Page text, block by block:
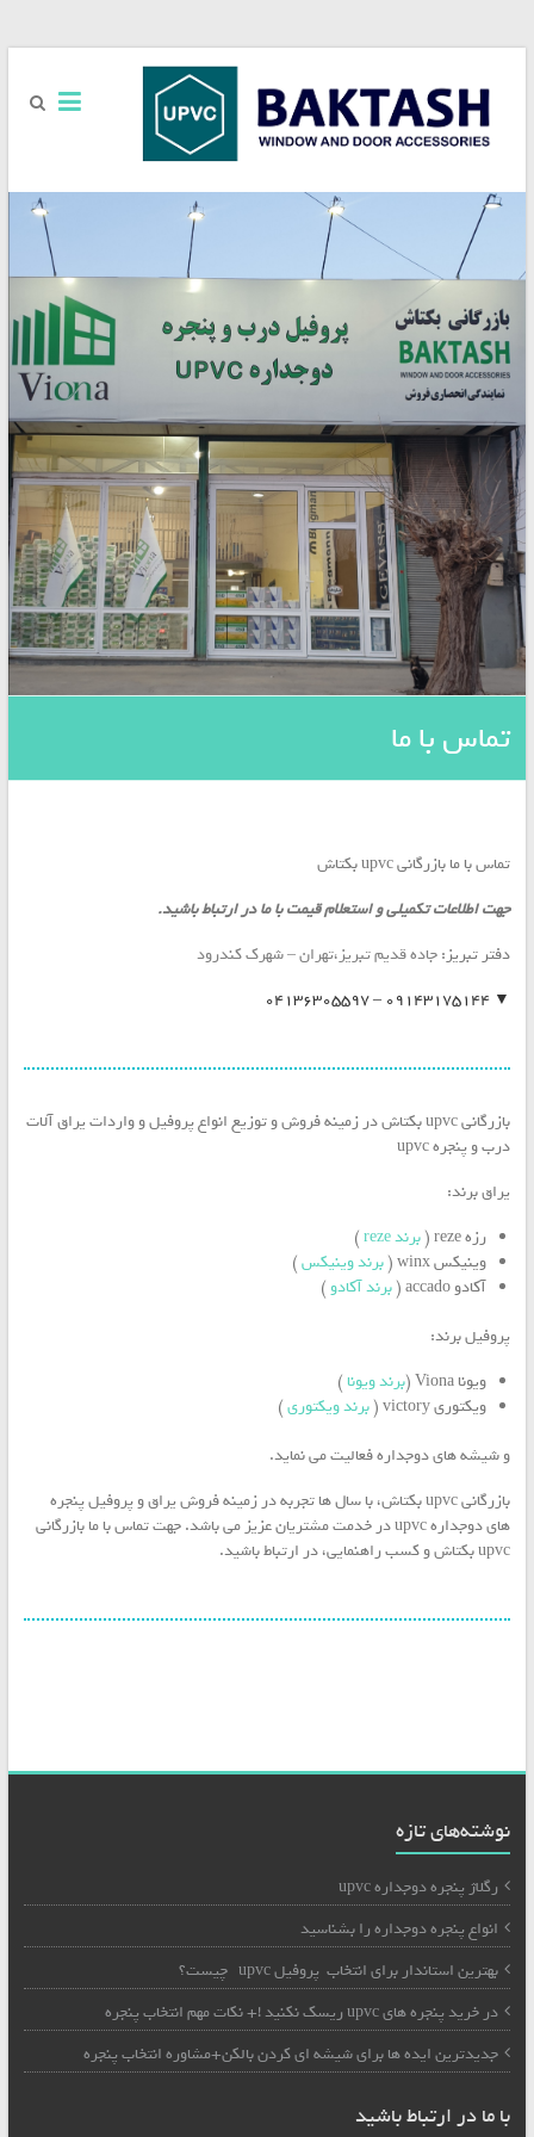
بازرگانی
UPVC
فروش
UPVC
آکادو
ACCADO
/
رزه
REZE
/
کایاپن
KAYA
PEN
/
برگمن
Bregmann
/
جویس
geviss
UPVC
ویونا
تماس با ما
تماس با ما بازرگانی upvc بکتاش
جهت اطلاعات تکمیلی و استعلام قیمت با ما در ارتباط باشید.
دفتر تبریز:جاده قدیم تبریز،تهران – شهرک کندرود
▼ ۰۹۱۴۳۱۷۵۱۴۴ – ۰۴۱۳۶۳۰۵۵۹۷
بازرگانی upvc بکتاش در زمینه فروش و توزیع انواع پروفیل و واردات یراق آلات
درب و پنجره upvc
یراق برند:
رزه reze (
برند reze
)
وینیکس winx (
برند وینیکس)
آکادو accado (
برند آکادو )
پروفیل برند:
ویونا Viona (
برند ویونا)
ویکتوری victory (
برند ویکتوری)
و شیشه های دوجداره فعالیت می نماید.
بازرگانی upvc بکتاش، با سال ها تجربه در زمینه فروش یراق و پروفیل پنجره
های دوجداره upvc در خدمت مشتریان عزیز می باشد. جهت تماس با ما بازرگانی
upvc بکتاش و کسب راهنمایی، در ارتباط باشید.
نوشته‌های تازه
رگلاژ پنجره دوجداره upvc
انواع پنجره دوجداره را بشناسید
بهترین استاندار برای انتخاب پروفیل upvc چیست؟
در خرید پنجره های upvc ریسک نکنید !+ نکات مهم انتخاب پنجره
جدیدترین ایده ها برای شیشه ای کردن بالکن+مشاوره انتخاب پنجره
با ما در ارتباط باشید